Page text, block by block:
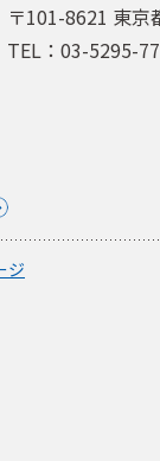
〒101-8621 東
TEL：03-5295-
ジ